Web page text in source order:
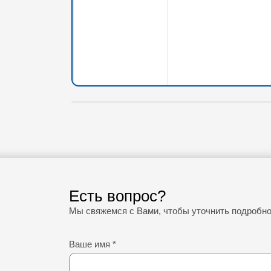
Есть вопрос?
Мы свяжемся с Вами, чтобы уточнить
Ваше имя *